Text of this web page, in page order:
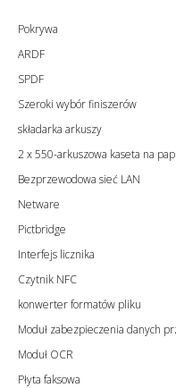
Pokrywa
ARDF
SPDF
Szeroki wybór finiszerów
składarka arkuszy
2 x 550-arkuszowa kaseta na
Bezprzewodowa sieć LAN
Netware
Pictbridge
Interfejs licznika
Czytnik NFC
konwerter formatów pliku
Moduł zabezpieczenia danych
Moduł OCR
Płyta faksowa